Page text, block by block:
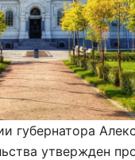
губернатора
утвержден